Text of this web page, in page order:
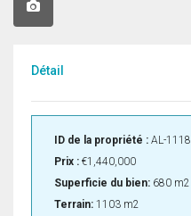
Détail
ID de la propriété : AL-1118
Prix : €1,440,000
Superficie du bien: 680 m2
Terrain: 1103 m2